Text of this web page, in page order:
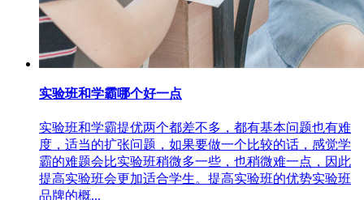
实验班和学霸哪个好一点
实验班和学霸提优两个都差不多，都有基本问题也有难
度，适当的扩张问题，如果要做一个比较的话，感觉学
霸的难题会比实验班稍微多一些，也稍微难一点，因此
提高实验班会更加适合学生。提高实验班的优势实验班
品牌的概...